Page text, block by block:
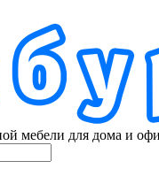
мебели для дома и